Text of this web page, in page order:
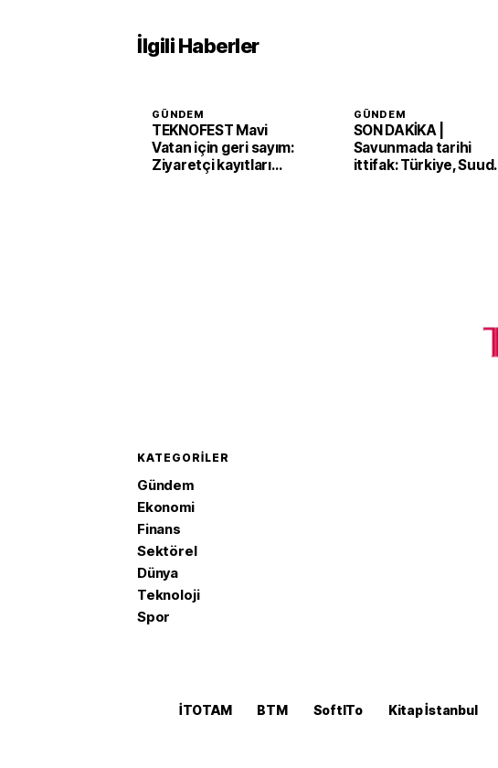
İlgili Haberler
GÜNDEM
TEKNOFEST Mavi
Vatan için geri sayım:
Ziyaretçi kayıtları
GÜNDEM
SON DAKİKA |
Savunmada tarihi
ittifak: Türkiye, Suudi
KATEGORILER
Gündem
Ekonomi
Finans
Sektörel
Dünya
Teknoloji
Spor
İTOTAM BTM SoftITo Kitap İstanbul